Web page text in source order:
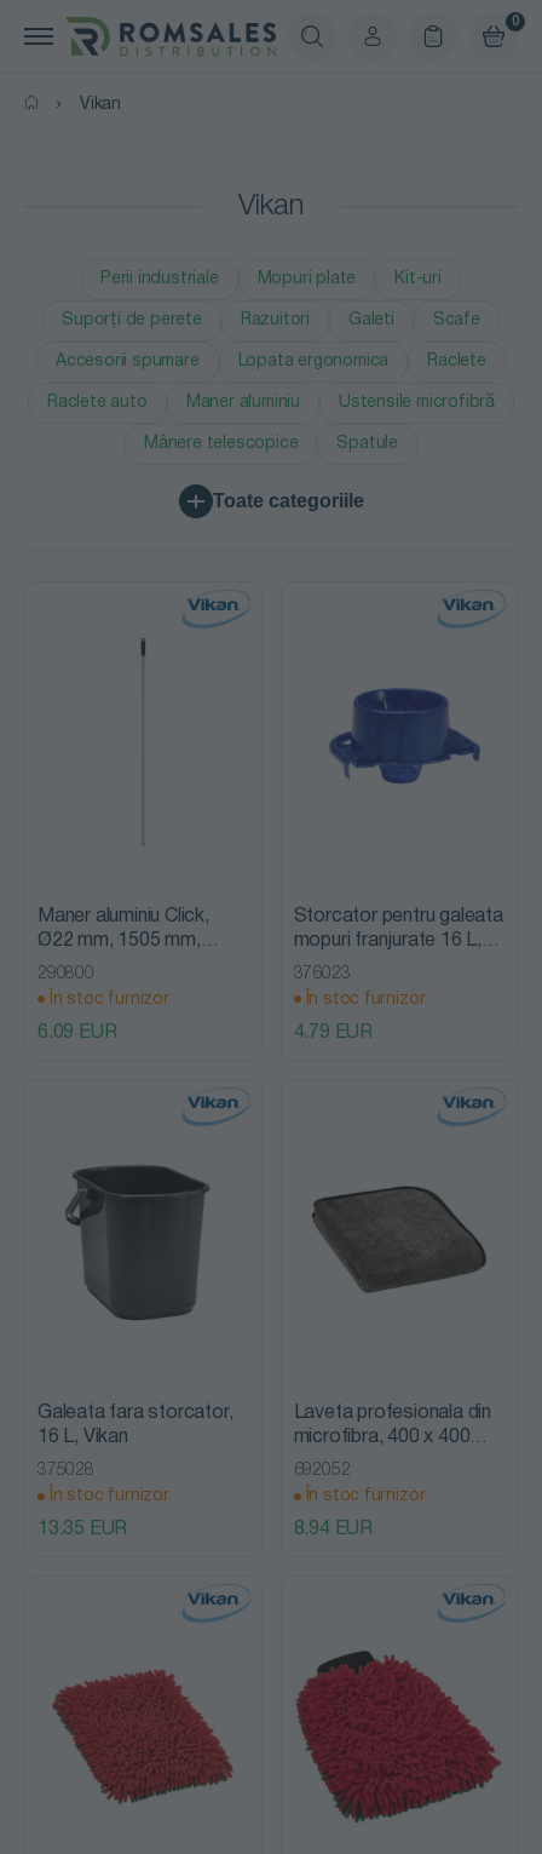
0
Vikan
Vikan
Perii industriale Mopuri plate Kit-uri
Suporți de perete Razuitori Galeti Scafe
Accesorii spumare Lopata ergonomica Raclete
Raclete auto Maner aluminiu Ustensile microfibră
Mânere telescopice Spatule
Toate categoriile
Maner aluminiu Click,
Ø22 mm, 1505 mm,
Vikan
290800
În stoc furnizor
6.09 EUR
Storcator pentru galeata
mopuri franjurate 16 L,
Vikan
376023
În stoc furnizor
4.79 EUR
Galeata fara storcator,
16 L, Vikan
375028
În stoc furnizor
13.35 EUR
Laveta profesionala din
microfibra, 400 x 400
mm, Vikan
692052
În stoc furnizor
8.94 EUR